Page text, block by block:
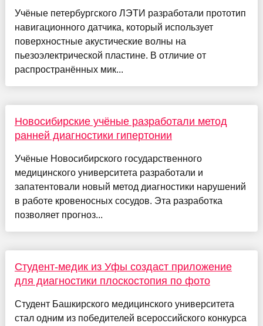
Учёные петербургского ЛЭТИ разработали прототип
навигационного датчика, который использует
поверхностные акустические волны на
пьезоэлектрической пластине. В отличие от
распространённых мик...
Новосибирские учёные разработали метод
ранней диагностики гипертонии
Учёные Новосибирского государственного
медицинского университета разработали и
запатентовали новый метод диагностики нарушений
в работе кровеносных сосудов. Эта разработка
позволяет прогноз...
Студент-медик из Уфы создаст приложение
для диагностики плоскостопия по фото
Студент Башкирского медицинского университета
стал одним из победителей всероссийского конкурса